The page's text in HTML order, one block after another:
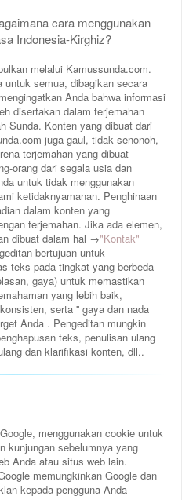
cara menggunakan
Indonesia-Kirghiz?
melalui Kamussunda.com.
untuk semua, dibagikan secara
Anda bahwa informasi
disertakan dalam terjemahan
Sunda. Konten yang dibuat dari
juga gaul, tidak senonoh,
terjemahan yang dibuat
orang dari segala usia dan
untuk tidak menggunakan
ketidaknyamanan. Penghinaan
dalam konten yang
terjemahan. Jika ada elemen,
dibuat dalam hal →"Kontak"
bertujuan untuk
teks pada tingkat yang berbeda
gaya) untuk memastikan
yang lebih baik,
serta '' gaya dan nada
Anda . Pengeditan mungkin
teks, penulisan ulang
dan klarifikasi konten, dll..
menggunakan cookie untuk
kunjungan sebelumnya yang
Anda atau situs web lain.
memungkinkan Google dan
kepada pengguna Anda